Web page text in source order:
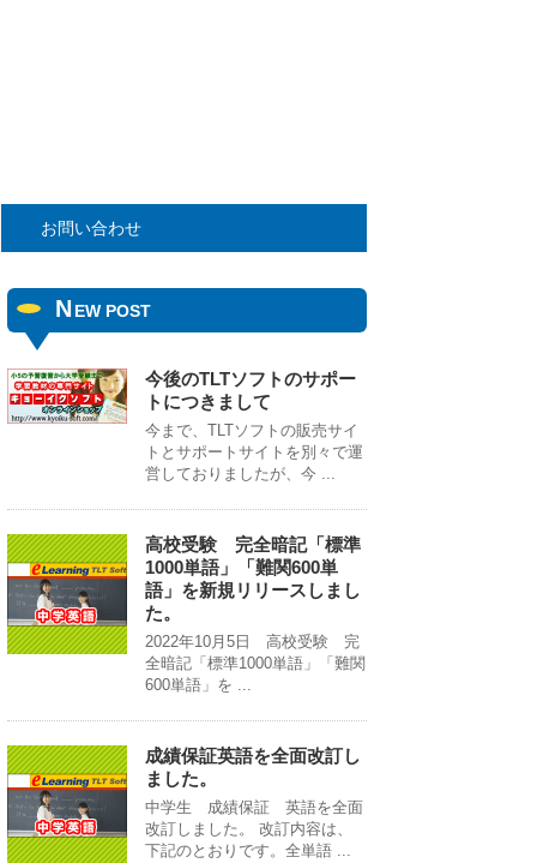
お問い合わせ
N EW POST
今後のTLTソフトのサポー
トにつきまして
今まで、TLTソフトの販売サイ
トとサポートサイトを別々で運
営しておりましたが、今 ...
高校受験 完全暗記「標準
1000単語」「難関600単
語」を新規リリースしまし
た。
2022年10月5日 高校受験 完
全暗記「標準1000単語」「難関
600単語」を ...
成績保証英語を全面改訂し
ました。
中学生 成績保証 英語を全面
改訂しました。 改訂内容は、
下記のとおりです。全単語 ...